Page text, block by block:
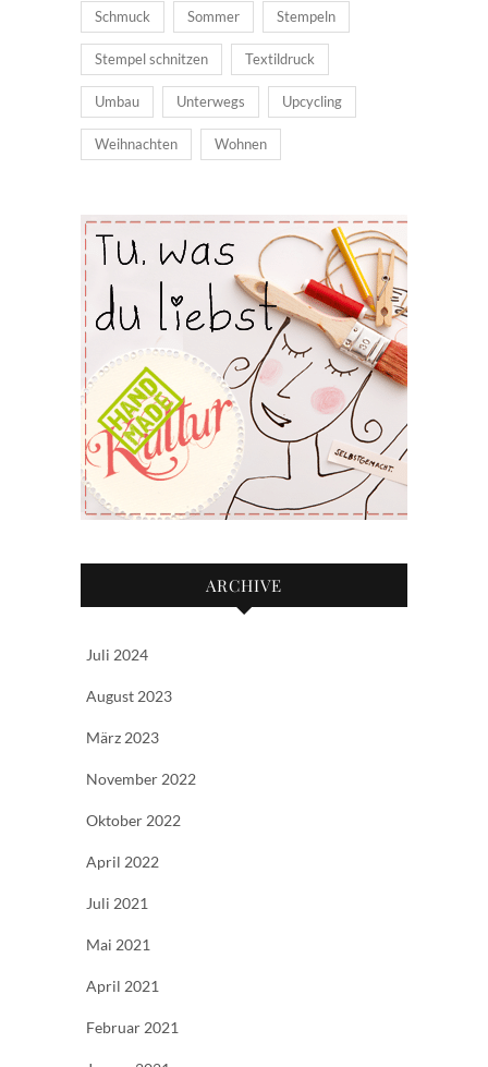
Schmuck Sommer Stempeln
Stempel schnitzen Textildruck
Umbau Unterwegs Upcycling
Weihnachten Wohnen
ARCHIVE
Juli 2024
August 2023
März 2023
November 2022
Oktober 2022
April 2022
Juli 2021
Mai 2021
April 2021
Februar 2021